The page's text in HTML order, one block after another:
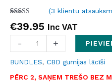
BUNDLES, CBD gumijas lācīši
5.00no 5
balstoties
vērtējumiem
(3 klientu
€39.95 Inc VAT
PĒRC 2, SAŅEM TREŠO BEZ
- +